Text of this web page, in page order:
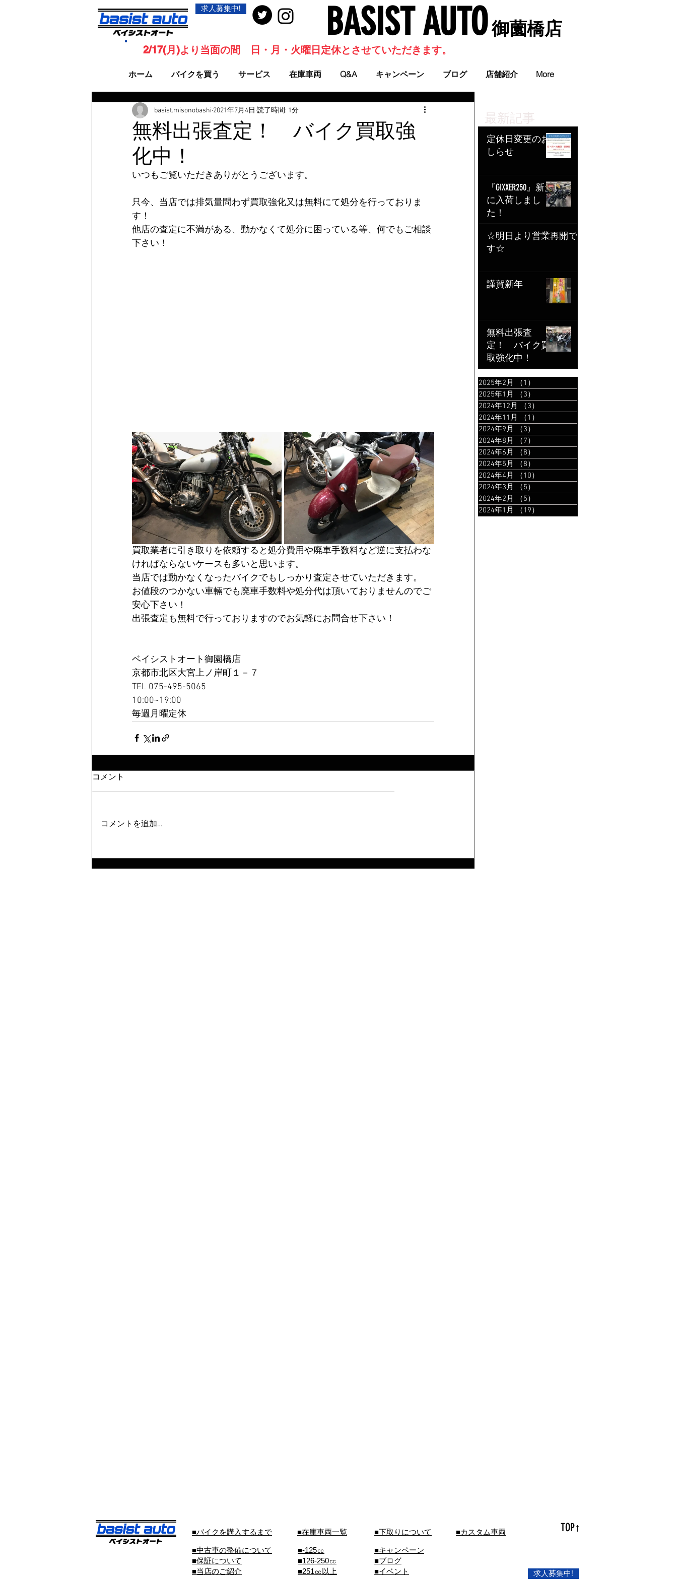
求人募集中! BASIST AUTO​ 御薗橋店
ホーム バイクを買う サービス 在庫車両 Q&A キャンペーン ブログ 店舗紹介 More
2/17(月)より当面の間 日・月・火曜日定休とさせていただきます。
最新記事
定休日変更のお
しらせ
『GIXXER250』新た
に入荷しまし
た！
☆明日より営業再開で
す☆
謹賀新年
無料出張査
定！ バイク買
取強化中！
2025年2月 （1）
2025年1月
（3）
2024年12月
（3）
2024年11月
（1）
2024年9月
（3）
2024年8月
（7）
2024年6月
（8）
2024年5月
（8）
2024年4月
（10）
2024年3月
（5）
2024年2月
（5）
2024年1月
（19）
無料出張査定！ バイク買取強
化中！
basist.misonobashi 2021年7月4日 読了時間: 1分
いつもご覧いただきありがとうございます。
只今、当店では排気量問わず買取強化又は無料にて処分を行っておりま
す！
他店の査定に不満がある、動かなくて処分に困っている等、何でもご相談
下さい！
買取業者に引き取りを依頼すると処分費用や廃車手数料など逆に支払わな
ければならないケースも多いと思います。
当店では動かなくなったバイクでもしっかり査定させていただきます。
お値段のつかない車輛でも廃車手数料や処分代は頂いておりませんのでご
安心下さい！
出張査定も無料で行っておりますのでお気軽にお問合せ下さい！
ベイシストオート御園橋店
京都市北区大宮上ノ岸町１－７
TEL 075-495-5065
10:00~19:00
毎週月曜定休
コメント
コメントを追加…
■バイクを購入するまで ■在庫車両一覧 ■下取りについて
■中古車の整備について
■保証について
■当店のご紹介
■-125㏄
■126-250㏄
■251㏄以上
■キャンペーン
■ブログ
■イベント
■カスタム車両 TOP↑
求人募集中!